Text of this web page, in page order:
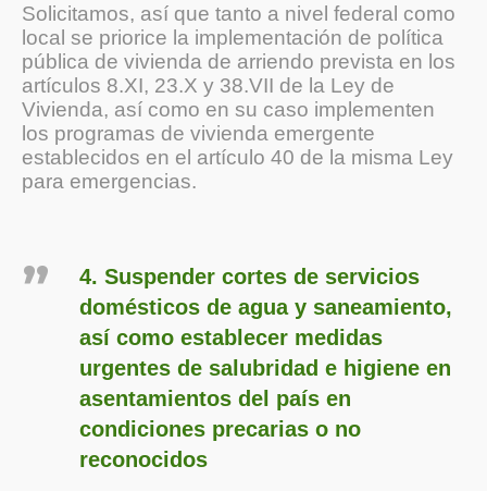
Solicitamos, así que tanto a nivel federal como
local se priorice la implementación de política
pública de vivienda de arriendo prevista en los
artículos 8.XI, 23.X y 38.VII de la Ley de
Vivienda, así como en su caso implementen
los programas de vivienda emergente
establecidos en el artículo 40 de la misma Ley
para emergencias.
4. Suspender cortes de servicios
domésticos de agua y saneamiento,
así como establecer medidas
urgentes de salubridad e higiene en
asentamientos del país en
condiciones precarias o no
reconocidos